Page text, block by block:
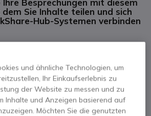
Ihre Besprechungen mit diesem
Sie Inhalte teilen und sich
Hub-Systemen verbinden
€ Inkl. MwSt.
IN DEN WARENKORB
und ähnliche Technologien, um
Ihr Einkaufserlebnis zu
der Website zu messen und zu
Inhalte und Anzeigen basierend auf
Möchten Sie die genutzten